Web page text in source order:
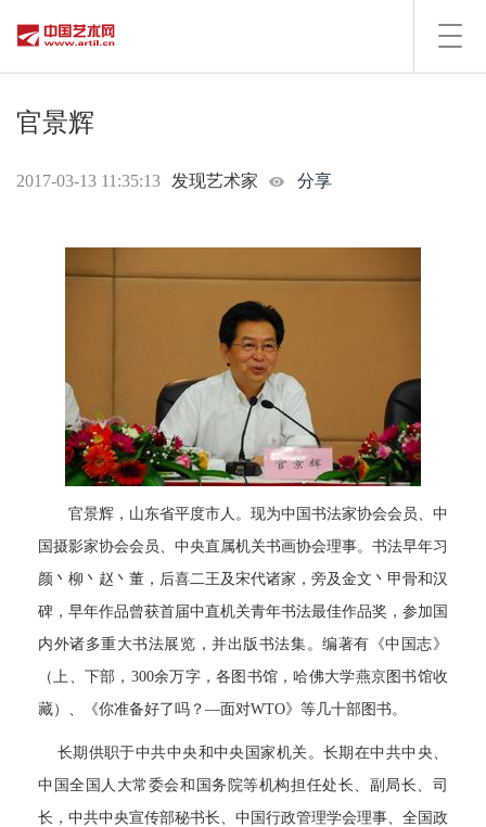
官景辉
2017-03-13 11:35:13 发现艺术家 分享
官景辉，山东省平度市人。 现为中国书法家协会会员、中
国摄影家协会会员、中央直属机关书画协会理事。书法早年习
颜丶柳丶赵丶董，后喜二王及宋代诸家，旁及金文丶甲骨和汉
碑，早年作品曾获首届中直机关青年书法最佳作品奖，参加国
内外诸多重大书法展览，并出版书法集。编著有《中国志》
（上、下部，300余万字，各图书馆，哈佛大学燕京图书馆收
藏）、《你准备好了吗？—面对WTO》等几十部图书。
长期供职于中共中央和中央国家机关。长期在中共中央、
中国全国人大常委会和国务院等机构担任处长、副局长、司
长，中共中央宣传部秘书长、中国行政管理学会理事、全国政